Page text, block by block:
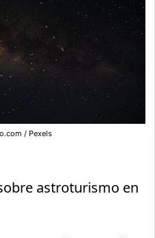
/ Pexels
astroturismo en